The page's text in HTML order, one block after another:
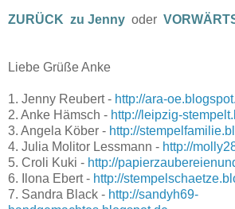
ZURÜCK zu Jenny oder
Liebe Grüße Anke
1. Jenny Reubert - http://ara-
2. Anke Hämsch - http://leipzig-
3. Angela Köber - http://
4. Julia Molitor Lessmann - http://
5. Croli Kuki - http://
6. Ilona Ebert - http://
7. Sandra Black - http://sandyh69-